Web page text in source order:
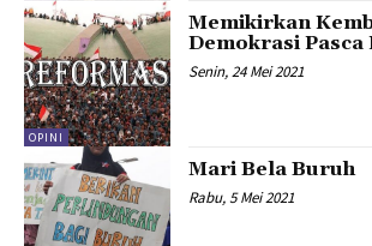
OPINI
Memikirkan
Demokrasi
Senin, 24 Mei 2021
Mari Bela Buruh
Rabu, 5 Mei 2021